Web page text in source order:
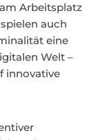
Arbeitsplatz
auch
eine
Welt –
innovative